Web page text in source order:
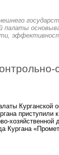
Курганской
приступили
хозяйственной
Кургана